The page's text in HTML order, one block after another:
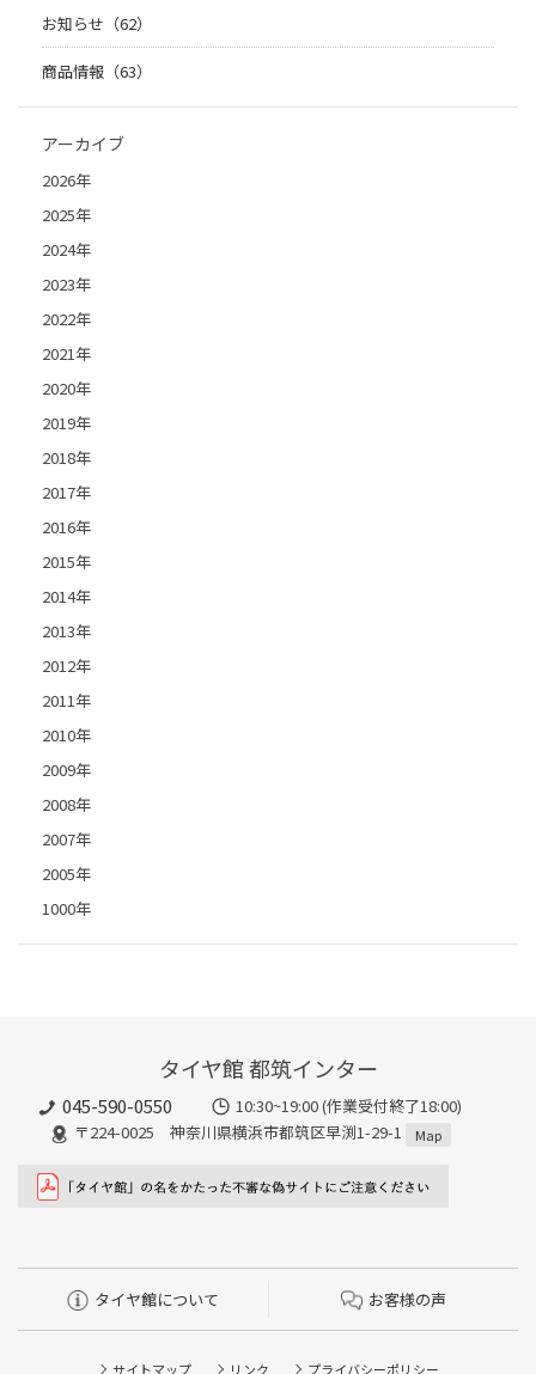
お知らせ（62）
商品情報（63）
アーカイブ
2026年
2025年
2024年
2023年
2022年
2021年
2020年
2019年
2018年
2017年
2016年
2015年
2014年
2013年
2012年
2011年
2010年
2009年
2008年
2007年
2005年
1000年
タイヤ館 都筑インター
045-590-0550
10:30~19:00 (作業受付終了18:00)
〒224-0025 神奈川県横浜市都筑区早渕1-29-1
Map
タイヤ館について お客様の声
サイトマップ リンク プライバシーポリシー